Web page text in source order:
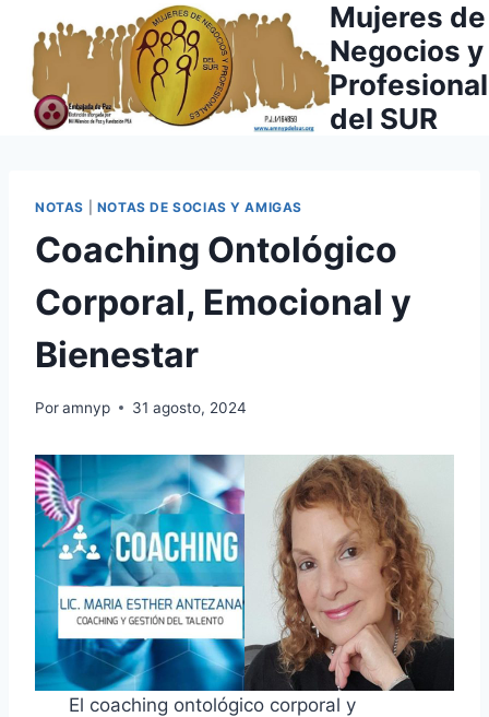
contenido
Mujeres de
Negocios y
del SUR
NOTAS NOTAS DE SOCIAS Y AMIGAS
Coaching Ontológico
Corporal, Emocional y
Bienestar
Poramnyp 31 agosto, 2024
El coaching ontológico corporal y